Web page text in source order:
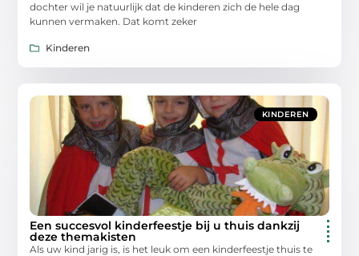
dochter wil je natuurlijk dat de kinderen zich de hele dag
kunnen vermaken. Dat komt zeker
Kinderen
KINDEREN
Een succesvol kinderfeestje bij u thuis dankzij
deze themakisten
Als uw kind jarig is, is het leuk om een kinderfeestje thuis te